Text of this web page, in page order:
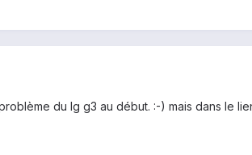
du lg g3 au début. :-) mais dans le